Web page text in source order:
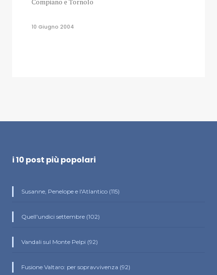
10 Giugno 2004
i 10 post più popolari
Susanne, Penelope e l'Atlantico (115)
Quell'undici settembre (102)
Vandali sul Monte Pelpi (92)
Fusione Valtaro: per sopravvivenza (92)